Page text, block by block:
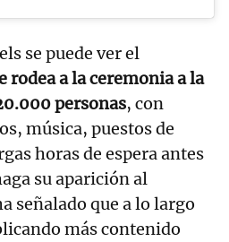
se puede ver el
rodea a la ceremonia a la
personas, con
música, puestos de
horas de espera antes
su aparición al
señalado que a lo largo
más contenido